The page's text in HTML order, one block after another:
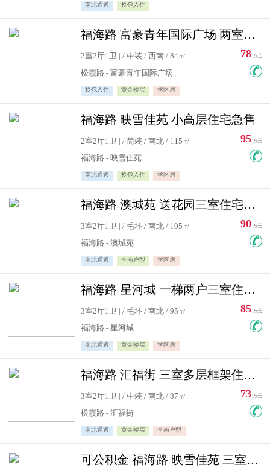
南北通透 拎包入住
福海路 富豪青年国际广场 两室住宅急售
2室2厅1卫 | / 中装 / 西南 / 84㎡
松霞路 - 富豪青年国际广场
拎包入住 黄金楼层 学区房
78 万元
福海路 映雪佳苑 小高层住宅急售
2室2厅1卫 | / 简装 / 南北 / 115㎡
福海路 - 映雪佳苑
南北通透 拎包入住 学区房
95 万元
福海路 澳城苑 送花园三室住宅急售
3室2厅1卫 | / 毛坯 / 南北 / 105㎡
福海路 - 澳城苑
南北通透 全南户型 学区房
90 万元
福海路 星河城 一梯两户三室住宅急售
3室2厅1卫 | / 毛坯 / 南北 / 95㎡
福海路 - 星河城
南北通透 黄金楼层 学区房
85 万元
福海路 汇福街 三室多层框架住宅急售
3室2厅1卫 | / 中装 / 南北 / 87㎡
松霞路 - 汇福街
南北通透 黄金楼层 全南户型
73 万元
可公积金 福海路 映雪佳苑 三室住宅急售送小棚